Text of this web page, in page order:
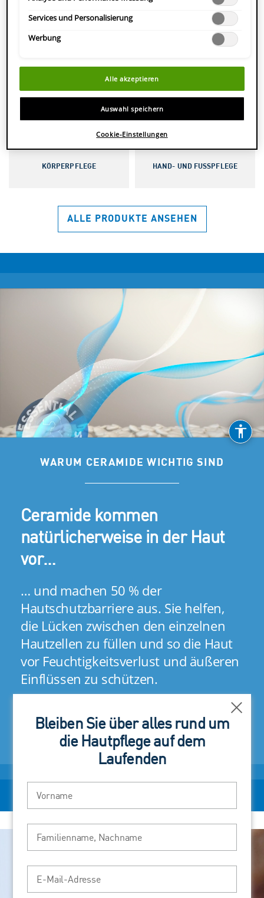
GESICHTSPFLEGE
KÖRPERPFLEGE HAND- UND FUSSPFLEGE
ALLE PRODUKTE ANSEHEN
WARUM CERAMIDE WICHTIG SIND
Ceramide kommen
natürlicherweise in der Haut
vor…
… und machen 50 % der
Hautschutzbarriere aus. Sie helfen,
die Lücken zwischen den einzelnen
Hautzellen zu füllen und so die Haut
vor Feuchtigkeitsverlust und äußeren
Einflüssen zu schützen.
Ceramide kommen
natürlicherweise in der Haut
vor…
… und machen 50 % der
Hautschutzbarriere aus. Sie helfen,
die Lücken zwischen den einzelnen
Hautzellen zu füllen und so die Haut
vor Feuchtigkeitsverlust und äußeren
Einflüssen zu schützen.
Bleiben Sie über alles rund um
die Hautpflege auf dem
Laufenden
Services und Personalisierung
Werbung
Alle akzeptieren
Auswahl speichern
Cookie-Einstellungen